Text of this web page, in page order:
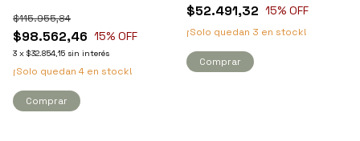
$98.562,46
$115.955,84
15% OFF
3 x $32.854,15 sin interés
¡Solo quedan 4 en stock!
Comprar
$52.491,32 15% OFF
¡Solo quedan 3 en stock!
Comprar